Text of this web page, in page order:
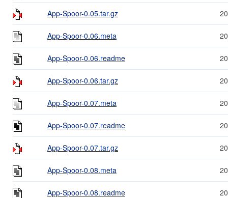
App-Spoor-0.05.tar.gz
App-Spoor-0.06.meta
App-Spoor-0.06.readme
App-Spoor-0.06.tar.gz
App-Spoor-0.07.meta
App-Spoor-0.07.readme
App-Spoor-0.07.tar.gz
App-Spoor-0.08.meta
App-Spoor-0.08.readme